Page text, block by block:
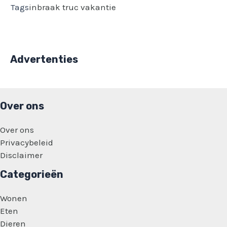
Tagsinbraak truc vakantie
Advertenties
Over ons
Over ons
Privacybeleid
Disclaimer
Categorieën
Wonen
Eten
Dieren